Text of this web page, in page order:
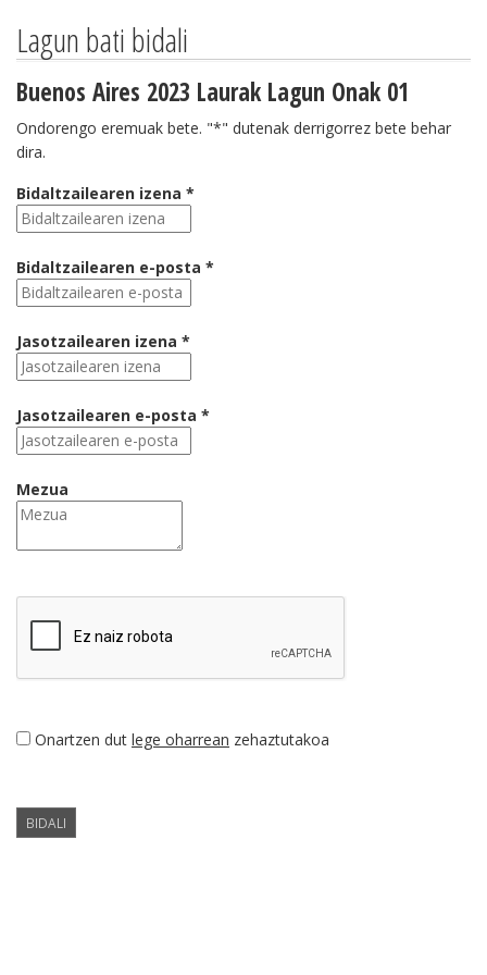
Lagun bati bidali
Buenos Aires 2023 Laurak Lagun Onak 01
Ondorengo eremuak bete. "*" dutenak derrigorrez bete behar
dira.
Bidaltzailearen izena *
Bidaltzailearen e-posta *
Jasotzailearen izena *
Jasotzailearen e-posta *
Mezua
Onartzen dut lege oharrean zehaztutakoa
BIDALI